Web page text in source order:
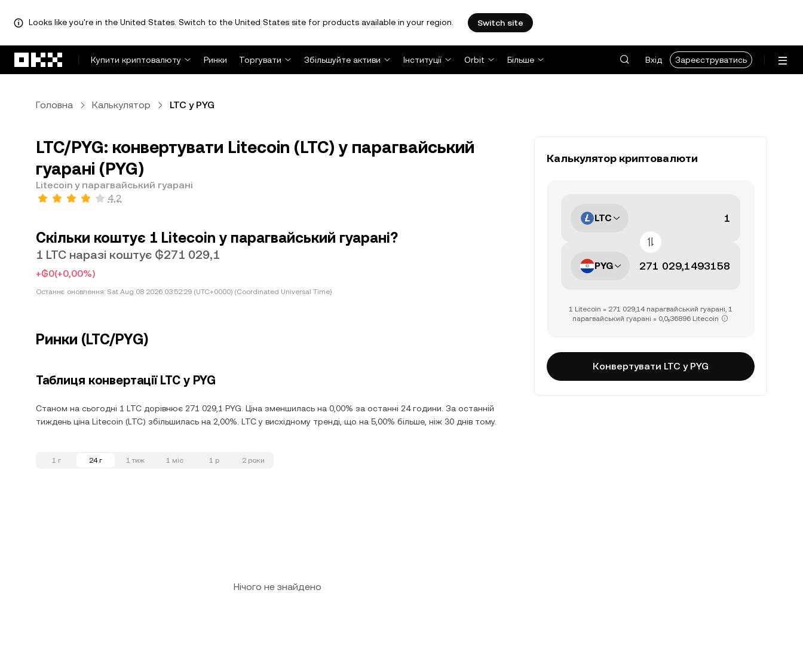
Looks like you're in the United States. Switch to the United States site for products available in your region. Switch site
Купити криптовалюту
Ринки Торгувати Збільшуйте активи Інституції Orbit Більше Вхід Зареєструватись
Головна Калькулятор LTC у PYG
LTC/PYG: конвертувати Litecoin (LTC) у парагвайський
гуарані (PYG)
Litecoin у парагвайський гуарані
4,2
Скільки коштує 1 Litecoin у парагвайський гуарані?
1 LTC наразі коштує ₲271 029,1
+₲0(+0,00%)
Останнє оновлення: Sat Aug 08 2026 03:52:29 (UTC+0000) (Coordinated Universal Time)
Ринки (LTC/PYG)
Таблиця конвертації LTC у PYG
Станом на сьогодні 1 LTC дорівнює 271 029,1 PYG. Ціна зменшилась на 0,00% за останні 24 години. За останній
тиждень ціна Litecoin (LTC) збільшилась на 2,00%. LTC у висхідному тренді, що на 5,00% більше, ніж 30 днів тому.
1 г 24 г 1 тиж 1 міс 1 р 2 роки
Нічого не знайдено
Калькулятор криптовалюти
LTC
PYG
1 Litecoin = 271 029,14 парагвайський гуарані, 1
парагвайський гуарані = 0,0₅36896 Litecoin
Конвертувати LTC у PYG